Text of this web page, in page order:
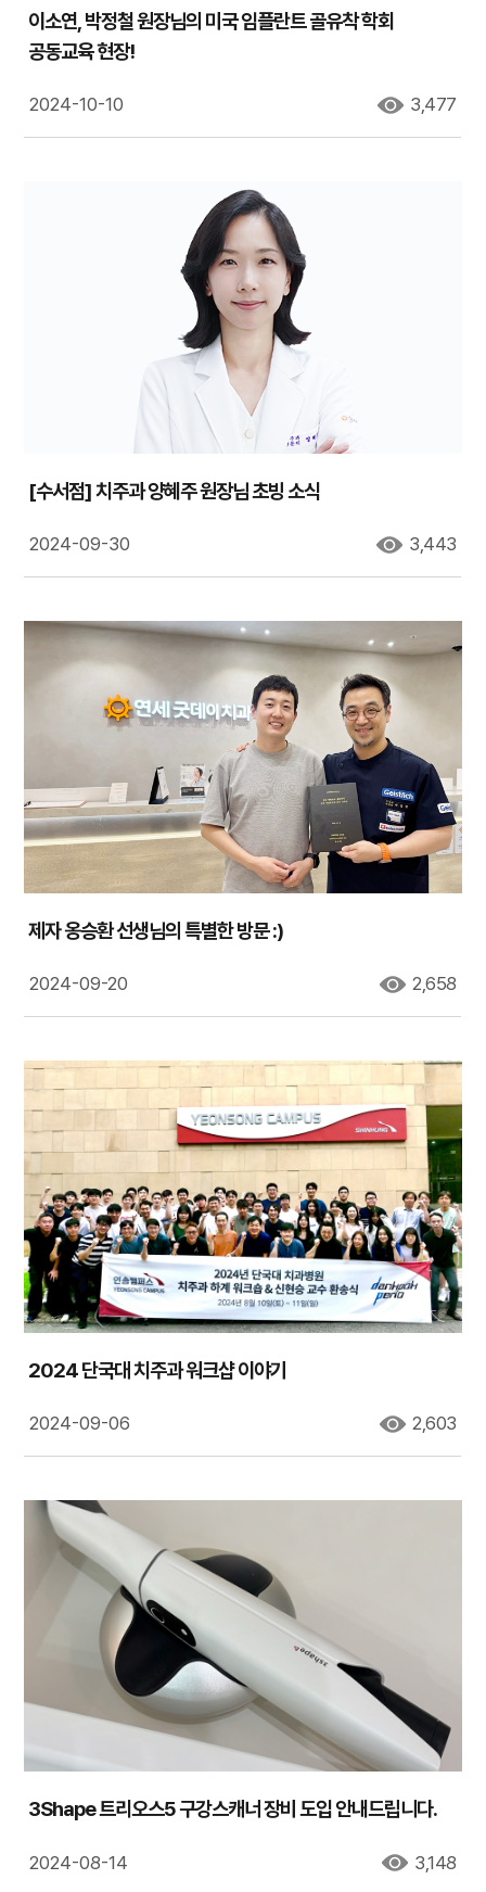
이소연, 박정철 원장님의 미국 임플란트 골유착 학회
공동교육 현장!
2024-10-10 3,477
[수서점] 치주과 양혜주 원장님 초빙 소식
2024-09-30 3,443
제자 옹승환 선생님의 특별한 방문 :)
2024-09-20 2,658
2024 단국대 치주과 워크샵 이야기
2024-09-06 2,603
3Shape 트리오스5 구강스캐너 장비 도입 안내드립니다.
2024-08-14 3,148